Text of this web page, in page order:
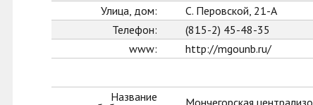
Улица, дом:
С. Перовской, 21-А
Телефон:
(815-2) 45-48-35
www:
http://mgounb.ru/
Название
Мончегорская